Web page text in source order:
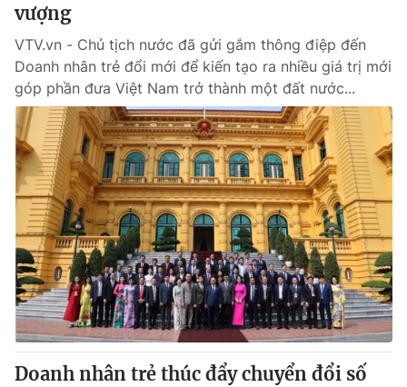
vượng
VTV.vn - Chủ tịch nước đã gửi gắm thông điệp đến
Doanh nhân trẻ đổi mới để kiến tạo ra nhiều giá trị mới
góp phần đưa Việt Nam trở thành một đất nước...
Doanh nhân trẻ thúc đẩy chuyển đổi số